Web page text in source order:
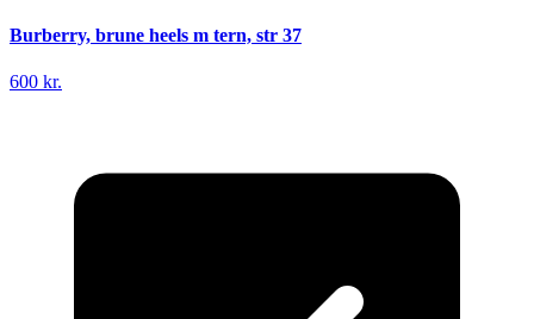
Burberry, brune heels m tern, str 37
600 kr.